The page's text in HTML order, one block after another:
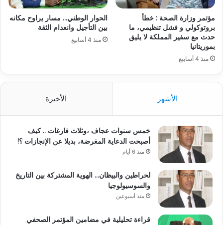
مؤتمر وزارة الصحة : خطأ
بروتوكولي و فشل تنظيمي، ما
حدث مع سفير المملكة لا يليق
بموريتانيا
منذ 4 أسابيع
الحوار الوطني… مسار يراوح مكانه
بين التأجيل وانعدام الثقة
منذ 4 أسابيع
الأشهر الأخيرة
خمس سنوات عجاف ،وثلاث فارغات .. كيف
أصبحت الدعاية المغرضة، بديلا عن الإنجازات ؟!
منذ 6 أيام
لحراطين والبيظان… الهوية المشتركة بين التاريخ
والسوسيولوجيا
منذ أسبوعين
قراءة تحليلية في مضامين المؤتمر الصحفي